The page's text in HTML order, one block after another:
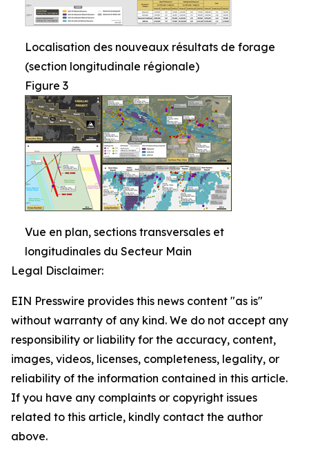
Localisation des nouveaux résultats de forage
(section longitudinale régionale)
Figure 3
Vue en plan, sections transversales et
longitudinales du Secteur Main
Legal Disclaimer:
EIN Presswire provides this news content "as is"
without warranty of any kind. We do not accept any
responsibility or liability for the accuracy, content,
images, videos, licenses, completeness, legality, or
reliability of the information contained in this article.
If you have any complaints or copyright issues
related to this article, kindly contact the author
above.